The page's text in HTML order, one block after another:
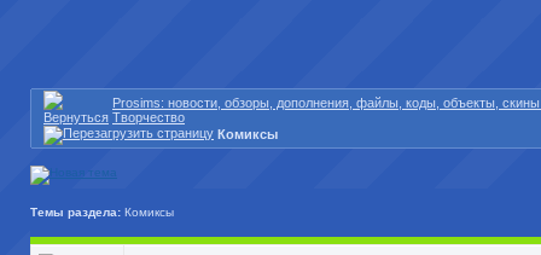
Prosims: новости, обзоры, дополнения, файлы, коды, объекты,
Творчество
Комиксы
Темы раздела: Комиксы